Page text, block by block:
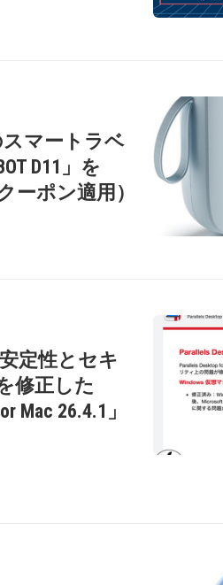
スマートラベ
D11」を
ーポン適用）
定性とセキ
修正した
Mac 26.4.1」